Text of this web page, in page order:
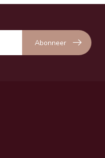
Abonneer